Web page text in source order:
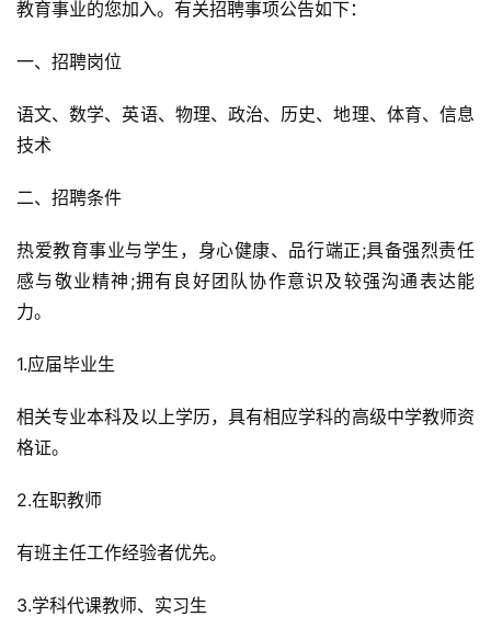
教育事业的您加入。有关招聘事项公告如下：
一、招聘岗位
语文、数学、英语、物理、政治、历史、地理、体育、信息
技术
二、招聘条件
热爱教育事业与学生，身心健康、品行端正;具备强烈责任
感与敬业精神;拥有良好团队协作意识及较强沟通表达能
力。
1.应届毕业生
相关专业本科及以上学历，具有相应学科的高级中学教师资
格证。
2.在职教师
有班主任工作经验者优先。
3.学科代课教师、实习生